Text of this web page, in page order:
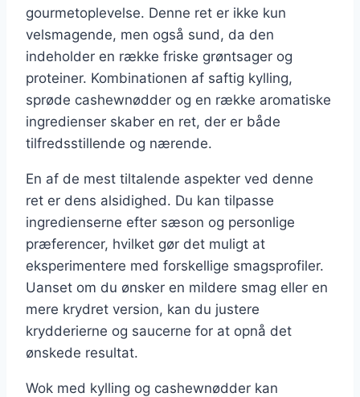
gourmetoplevelse. Denne ret er ikke kun
velsmagende, men også sund, da den
indeholder en række friske grøntsager og
proteiner. Kombinationen af saftig kylling,
sprøde cashewnødder og en række aromatiske
ingredienser skaber en ret, der er både
tilfredsstillende og nærende.
En af de mest tiltalende aspekter ved denne
ret er dens alsidighed. Du kan tilpasse
ingredienserne efter sæson og personlige
præferencer, hvilket gør det muligt at
eksperimentere med forskellige smagsprofiler.
Uanset om du ønsker en mildere smag eller en
mere krydret version, kan du justere
krydderierne og saucerne for at opnå det
ønskede resultat.
Wok med kylling og cashewnødder kan